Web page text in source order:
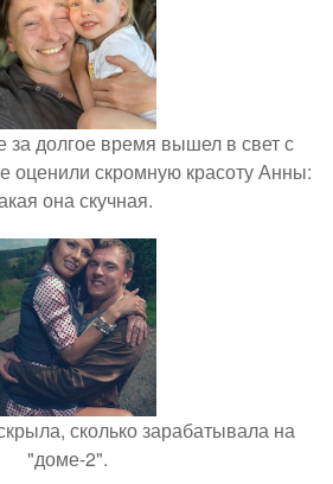
за долгое время вышел в свет с
оценили скромную красоту Анны:
она скучная.
сколько зарабатывала на
"доме-2".